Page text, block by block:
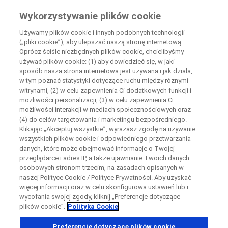
Wiedza Pacjenta
by Roche
Disease Area Overview
Choroby Autoimmunologiczne
Choroba Zapalna Jelit (IBD)
Choroba Leśniowskiego-Crohna
Choroba
Leśniowskiego-Crohna
Czym jest nieswoiste zapalenie jelit lub IBD?
Zamknij
Formularz kontaktowy
Kraj
Polska, selected
Zamknij
Skontaktuj się bezpośrednio z ośrodkiem badawczym
Dane osoboweImię
Nazwisko
Zamknij
Directly contact the sponsor for questions
Zamknij
Request a call back
Nazwisko
Wykorzystywanie plików cookie
Używamy plików cookie i innych podobnych technologii
(„pliki cookie”), aby ulepszać naszą stronę internetową.
Oprócz ściśle niezbędnych plików cookie, chcielibyśmy
używać plików cookie: (1) aby dowiedzieć się, w jaki
sposób nasza strona internetowa jest używana i jak działa,
w tym poznać statystyki dotyczące ruchu między róznymi
witrynami, (2) w celu zapewnienia Ci dodatkowych funkcji i
możliwości personalizacji, (3) w celu zapewnienia Ci
możliwości interakcji w mediach społecznościowych oraz
(4) do celów targetowania i marketingu bezpośredniego.
Klikając „Akceptuj wszystkie”, wyrażasz zgodę na używanie
wszystkich plików cookie i odpowiedniego przetwarzania
danych, które może obejmować informacje o Twojej
przeglądarce i adres IP, a także ujawnianie Twoich danych
osobowych stronom trzecim, na zasadach opisanych w
naszej Polityce Cookie / Polityce Prywatności. Aby uzyskać
więcej informacji oraz w celu skonfigurowa ustawień lub i
wycofania swojej zgody, kliknij „Preferencje dotyczące
plików cookie”. Polityka Cookie